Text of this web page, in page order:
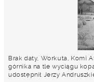
Brak daty, Workuta, Komi
górnika na tle wyciągu
udostępnił Jerzy